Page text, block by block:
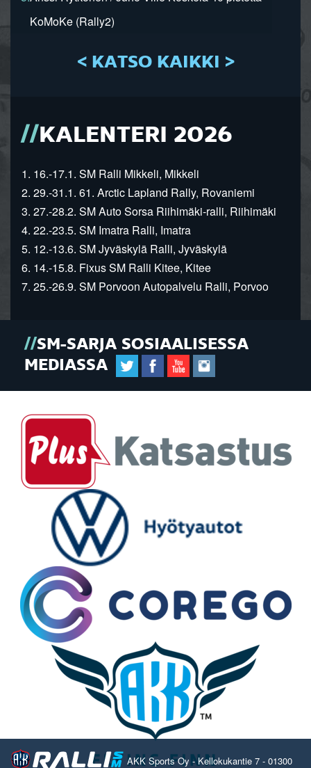
KoMoKe (Rally2)
< KATSO KAIKKI >
KALENTERI 2026
1. 16.-17.1. SM Ralli Mikkeli, Mikkeli
2. 29.-31.1. 61. Arctic Lapland Rally, Rovaniemi
3. 27.-28.2. SM Auto Sorsa Riihimäki-ralli, Riihimäki
4. 22.-23.5. SM Imatra Ralli, Imatra
5. 12.-13.6. SM Jyväskylä Ralli, Jyväskylä
6. 14.-15.8. Fixus SM Ralli Kitee, Kitee
7. 25.-26.9. SM Porvoon Autopalvelu Ralli, Porvoo
SM-SARJA SOSIAALISESSA
MEDIASSA
AKK Sports Oy - Kellokukantie 7 - 01300